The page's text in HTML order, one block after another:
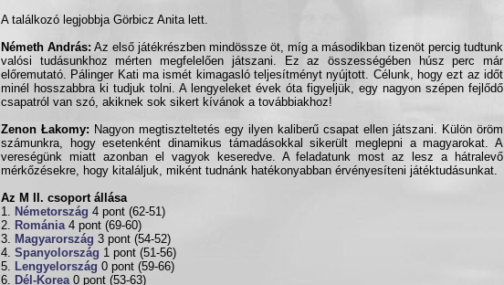
A találkozó legjobbja Görbicz Anita lett.
Németh András: Az első játékrészben mindössze öt, míg a másodikban tizenöt percig tudtunk
valósi tudásunkhoz mérten megfelelően játszani. Ez az összességében húsz perc már
előremutató. Pálinger Kati ma ismét kimagasló teljesítményt nyújtott. Célunk, hogy ezt az időt
minél hosszabbra ki tudjuk tolni. A lengyeleket évek óta figyeljük, egy nagyon szépen fejlődő
csapatról van szó, akiknek sok sikert kívánok a továbbiakhoz!
Zenon Łakomy: Nagyon megtiszteltetés egy ilyen kaliberű csapat ellen játszani. Külön öröm
számunkra, hogy esetenként dinamikus támadásokkal sikerült meglepni a magyarokat. A
vereségünk miatt azonban el vagyok keseredve. A feladatunk most az lesz a hátralevő
mérkőzésekre, hogy kitaláljuk, miként tudnánk hatékonyabban érvényesíteni játéktudásunkat.
Az M II. csoport állása
1.
Németország 4 pont (62-51)
2.
Románia 4 pont (69-60)
3.
Magyarország 3 pont (54-52)
4. Spanyolország 1 pont (51-56)
5.
Lengyelország 0 pont (59-66)
6.
Dél-Korea 0 pont (53-63)